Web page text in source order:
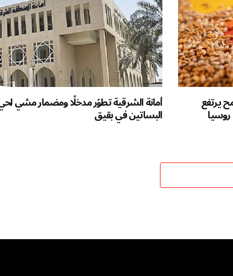
يرتفع أمانة الشرقية تطوّر مدخلًا ومضمار مشي
البساتين في بقيق